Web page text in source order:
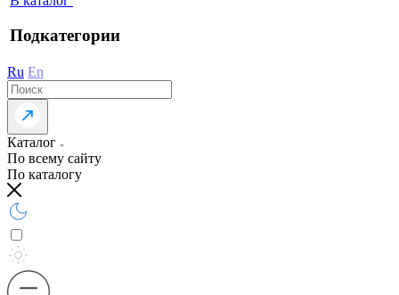
Подкатегории
Ru En
Каталог
По всему сайту
По каталогу